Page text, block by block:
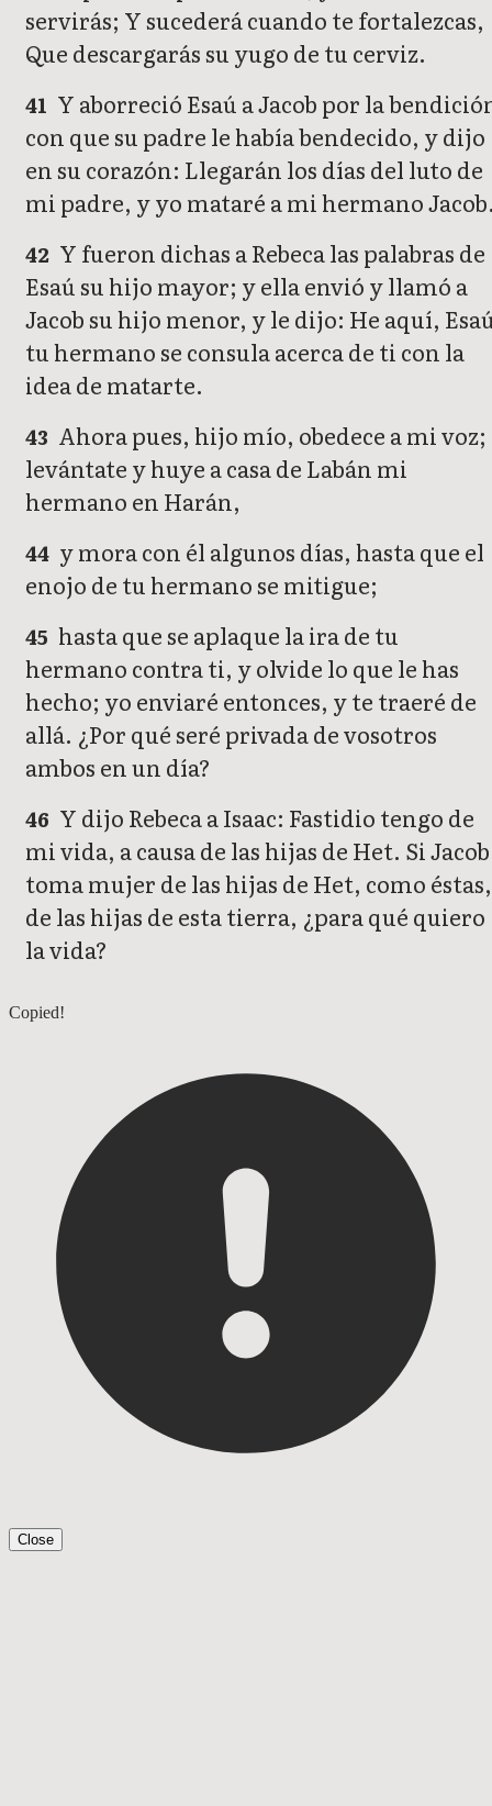
servirás; Y sucederá cuando te fortalezcas,
Que descargarás su yugo de tu cerviz.
41 Y aborreció Esaú a Jacob por la
con que su padre le había bendecido, y dijo
en su corazón: Llegarán los días del luto de
mi padre, y yo mataré a mi hermano
42 Y fueron dichas a Rebeca las palabras de
Esaú su hijo mayor; y ella envió y llamó a
Jacob su hijo menor, y le dijo: He aquí,
tu hermano se consula acerca de ti con la
idea de matarte.
43 Ahora pues, hijo mío, obedece a mi voz;
levántate y huye a casa de Labán mi
hermano en Harán,
44 y mora con él algunos días, hasta que el
enojo de tu hermano se mitigue;
45 hasta que se aplaque la ira de tu
hermano contra ti, y olvide lo que le has
hecho; yo enviaré entonces, y te traeré de
allá. ¿Por qué seré privada de vosotros
ambos en un día?
46 Y dijo Rebeca a Isaac: Fastidio tengo de
mi vida, a causa de las hijas de Het. Si Jacob
toma mujer de las hijas de Het, como éstas,
de las hijas de esta tierra, ¿para qué quiero
la vida?
Génesis 26
Copied!
Close